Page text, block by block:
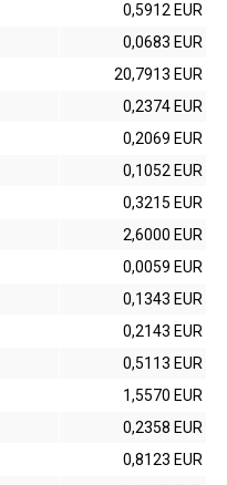
0,5912 EUR
0,0683 EUR
20,7913 EUR
0,2374 EUR
0,2069 EUR
0,1052 EUR
0,3215 EUR
2,6000 EUR
0,0059 EUR
0,1343 EUR
0,2143 EUR
0,5113 EUR
1,5570 EUR
0,2358 EUR
0,8123 EUR